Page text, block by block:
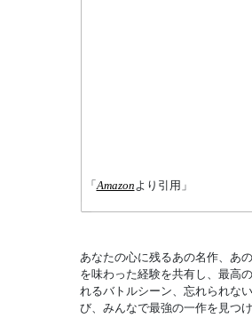
「Amazonより引用」
あなたの心に残るあの名作、あ
を味わった経験を共有し、最高
れるバトルシーン、忘れられな
び、みんなで最強の一作を見つ